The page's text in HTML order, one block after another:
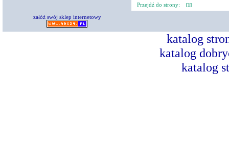
Przejdź do strony:
[1]
załóż swój sklep internetowy
katalog
katalog
katalog